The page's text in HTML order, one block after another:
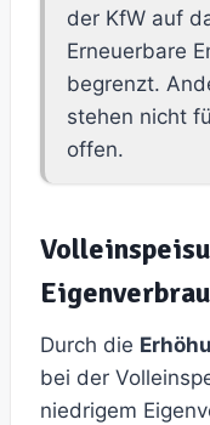
der KfW auf
Erneuerbare
begrenzt.
stehen nicht
offen.
Durch die
bei der
niedrigem